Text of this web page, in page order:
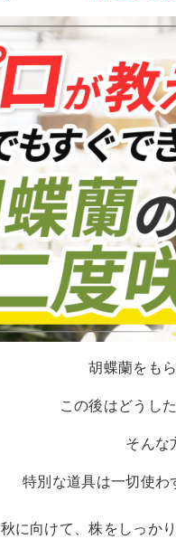
胡蝶蘭をも
この後はどうし
そんな
特別な道具は一切使わ
秋に向けて、株をしっか